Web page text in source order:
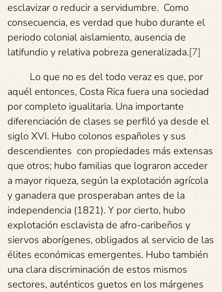
esclavizar o reducir a servidumbre. Como
consecuencia, es verdad que hubo durante el
periodo colonial aislamiento, ausencia de
latifundio y relativa pobreza generalizada.[7]
Lo que no es del todo veraz es que, por
aquél entonces, Costa Rica fuera una sociedad
por completo igualitaria. Una importante
diferenciación de clases se perfiló ya desde el
siglo XVI. Hubo colonos españoles y sus
descendientes con propiedades más extensas
que otros; hubo familias que lograron acceder
a mayor riqueza, según la explotación agrícola
y ganadera que prosperaban antes de la
independencia (1821). Y por cierto, hubo
explotación esclavista de afro-caribeños y
siervos aborígenes, obligados al servicio de las
élites económicas emergentes. Hubo también
una clara discriminación de estos mismos
sectores, auténticos guetos en los márgenes